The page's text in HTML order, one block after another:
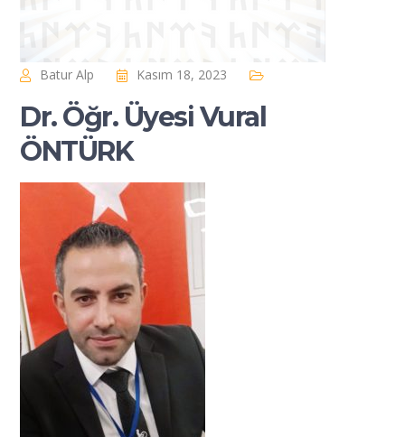
Batur Alp Kasım 18, 2023
Dr. Öğr. Üyesi Vural
ÖNTÜRK